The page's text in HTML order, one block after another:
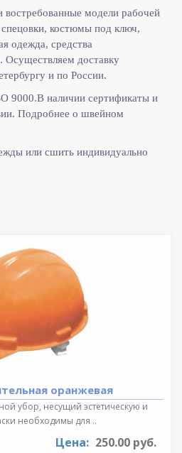
модели рабочей
костюмы под ключ,
одежда, средства
Осуществляем доставку
и по России.
9000.В наличии сертификаты и
Подробнее о швейном
или сшить индивидуально
оранжевая
убор, несущий эстетическую и
необходимы для ..
Цена: 250.00 руб.